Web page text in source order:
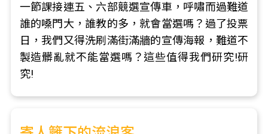
一節課接連五、六部競選宣傳車，呼嘯而過難道
誰的嗓門大，誰教的多，就會當選嗎？過了投票
日，我們又得洗刷滿街滿牆的宣傳海報，難道不
製造髒亂就不能當選嗎？這些值得我們研究!研
究!